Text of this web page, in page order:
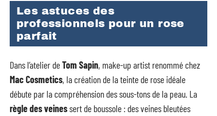
Les astuces des
professionnels pour un rose
parfait
Dans l’atelier deTom Sapin, make-up artist renommé chez
Mac Cosmetics, la création de la teinte de rose idéale
débute par la compréhension des sous-tons de la peau. La
règle des veinessert de boussole : des veines bleutées